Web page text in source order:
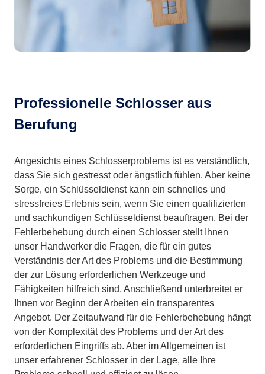
Professionelle Schlosser aus
Berufung
Angesichts eines Schlosserproblems ist es verständlich,
dass Sie sich gestresst oder ängstlich fühlen. Aber keine
Sorge, ein Schlüsseldienst kann ein schnelles und
stressfreies Erlebnis sein, wenn Sie einen qualifizierten
und sachkundigen Schlüsseldienst beauftragen. Bei der
Fehlerbehebung durch einen Schlosser stellt Ihnen
unser Handwerker die Fragen, die für ein gutes
Verständnis der Art des Problems und die Bestimmung
der zur Lösung erforderlichen Werkzeuge und
Fähigkeiten hilfreich sind. Anschließend unterbreitet er
Ihnen vor Beginn der Arbeiten ein transparentes
Angebot. Der Zeitaufwand für die Fehlerbehebung hängt
von der Komplexität des Problems und der Art des
erforderlichen Eingriffs ab. Aber im Allgemeinen ist
unser erfahrener Schlosser in der Lage, alle Ihre